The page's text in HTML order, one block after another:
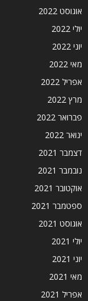
אוגוסט 2022
יולי 2022
יוני 2022
מאי 2022
אפריל 2022
מרץ 2022
פברואר 2022
ינואר 2022
דצמבר 2021
נובמבר 2021
אוקטובר 2021
ספטמבר 2021
אוגוסט 2021
יולי 2021
יוני 2021
מאי 2021
אפריל 2021